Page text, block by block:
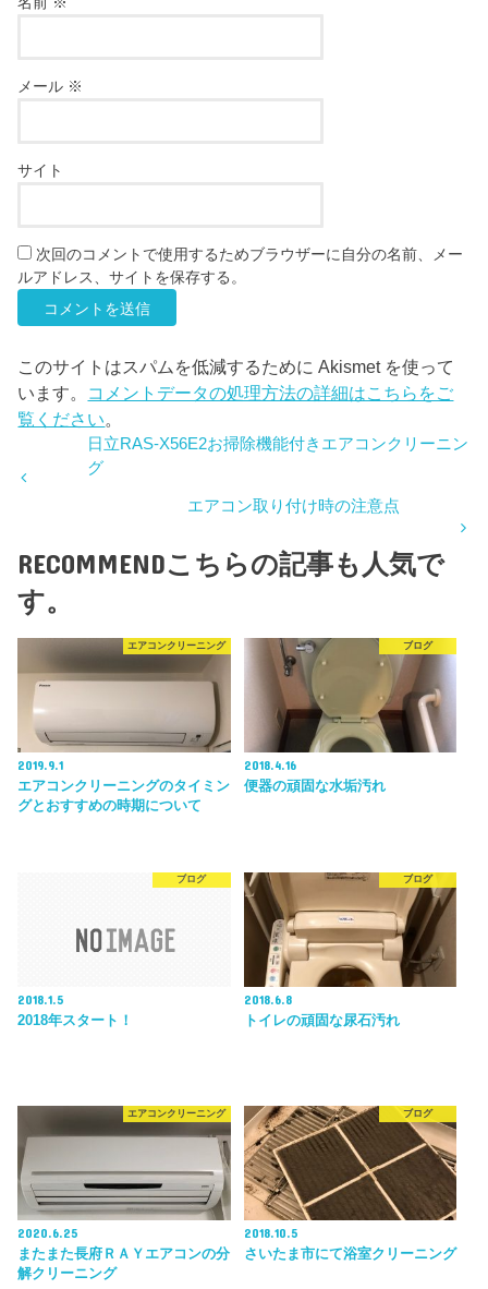
メール ※
サイト
次回のコメントで使用するためブラウザーに自分の名前、メー
ルアドレス、サイトを保存する。
このサイトはスパムを低減するために Akismet を使って
います。 コメントデータの処理方法の詳細はこちらをご
覧ください。
日立RAS-X56E2お掃除機能付きエアコンクリーニン
グ
エアコン取り付け時の注意点
RECOMMENDこちらの記事も人気で
す。
エアコンクリーニング
2019.9.1
エアコンクリーニングのタイミン
グとおすすめの時期について
ブログ
2018.4.16
便器の頑固な水垢汚れ
ブログ
2018.1.5
2018年スタート！
ブログ
2018.6.8
トイレの頑固な尿石汚れ
エアコンクリーニング
2020.6.25
またまた長府ＲＡＹエアコンの分
解クリーニング
ブログ
2018.10.5
さいたま市にて浴室クリーニング